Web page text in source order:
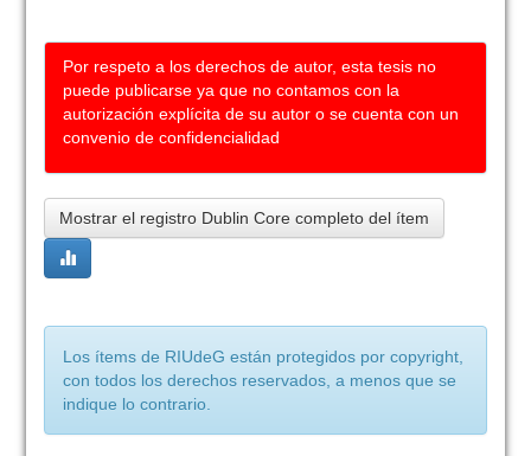
Por respeto a los derechos de autor, esta tesis no
puede publicarse ya que no contamos con la
autorización explícita de su autor o se cuenta con un
convenio de confidencialidad
Mostrar el registro Dublin Core completo del ítem
Los ítems de RIUdeG están protegidos por copyright,
con todos los derechos reservados, a menos que se
indique lo contrario.